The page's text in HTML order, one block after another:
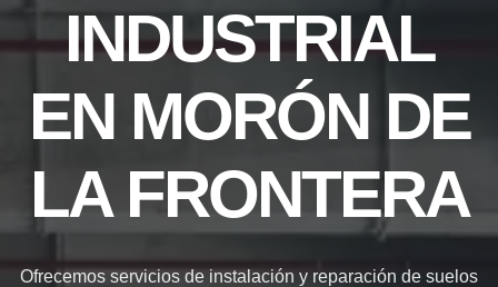
INDUSTRIAL
EN MORÓN DE
LA FRONTERA
Ofrecemos servicios de instalación y reparación de suelos